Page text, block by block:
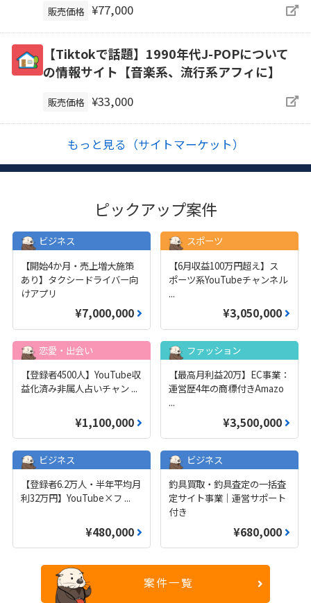
販売価格 ¥77,000
【Tiktokで話題】1990年代J-POPについて
の情報サイト【音楽系、流行系アフィに】
販売価格 ¥33,000
もっと見る（サイトマーケット）
ピックアップ案件
ビジネス
【開始4か月・売上増大施策
あり】タクシードライバー向
けアプリ
¥7,000,000
スポーツ
【6月収益100万円超え】ス
ポーツ系YouTubeチャンネル
...
¥3,050,000
恋愛・出会い
【登録者4500人】YouTube収
益化済み非属人占いチャン ...
¥1,100,000
ファッション
【最高月利益20万】EC事業：
運営歴4年の商標付きAmazo
...
¥3,500,000
ビジネス
【登録者6.2万人・半年平均月
利32万円】YouTube×フ ...
¥480,000
ビジネス
釣具買取・釣具査定の一括査
定サイト事業｜運営サポート
付き
¥680,000
案件一覧